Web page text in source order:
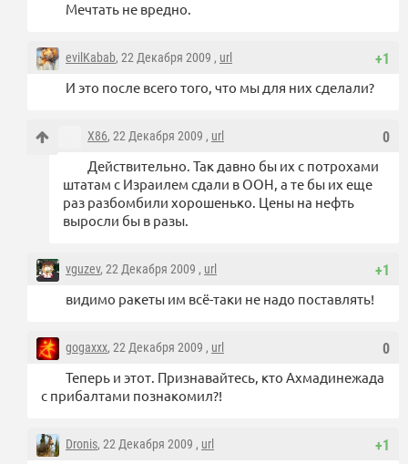
Мечтать не вредно.
+1
evilKabab, 22 Декабря 2009 , url
И это после всего того, что мы для них сделали?
0
X86, 22 Декабря 2009 , url
Действительно. Так давно бы их с потрохами
штатам с Израилем сдали в ООН, а те бы их еще
раз разбомбили хорошенько. Цены на нефть
выросли бы в разы.
+1
vguzev, 22 Декабря 2009 , url
видимо ракеты им всё-таки не надо поставлять!
0
gogaxxx, 22 Декабря 2009 , url
Теперь и этот. Признавайтесь, кто Ахмадинежада
с прибалтами познакомил?!
+1
Dronis, 22 Декабря 2009 , url